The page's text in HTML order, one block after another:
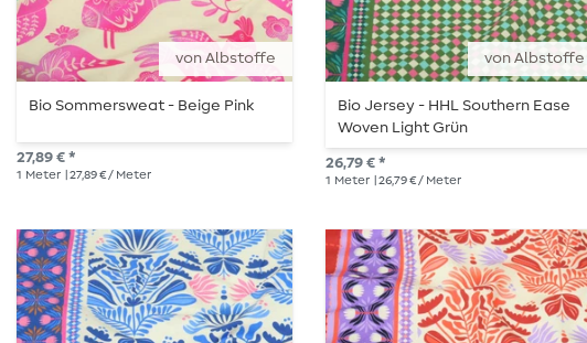
von Albstoffe
Bio Sommersweat - Beige Pink
27,89 € *
1 Meter | 27,89 € / Meter
von Albstoffe
Bio Jersey - HHL Southern Ease
Woven Light Grün
26,79 € *
1 Meter | 26,79 € / Meter